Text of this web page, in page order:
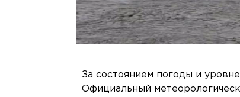
За состоянием погоды и
Официальный